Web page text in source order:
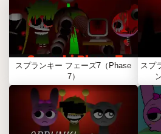
スプランキー フェーズ7（Phase
7）
スプ